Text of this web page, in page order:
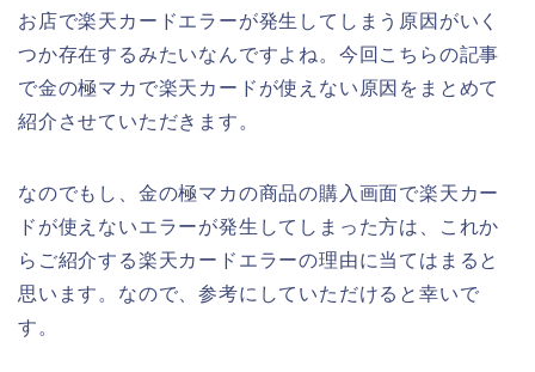
お店で楽天カードエラーが発生してしまう原因がいく
つか存在するみたいなんですよね。今回こちらの記事
で金の極マカで楽天カードが使えない原因をまとめて
紹介させていただきます。
なのでもし、金の極マカの商品の購入画面で楽天カー
ドが使えないエラーが発生してしまった方は、これか
らご紹介する楽天カードエラーの理由に当てはまると
思います。なので、参考にしていただけると幸いで
す。